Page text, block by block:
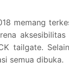
memang
tailgate.
semua dibuka.